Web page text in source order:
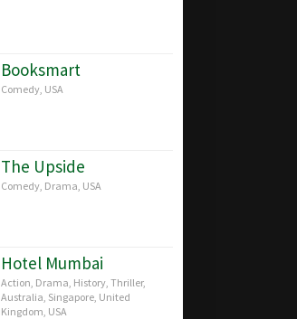
Booksmart
Comedy, USA
The Upside
Comedy, Drama, USA
Hotel Mumbai
Action, Drama, History, Thriller,
Australia, Singapore, United
Kingdom, USA